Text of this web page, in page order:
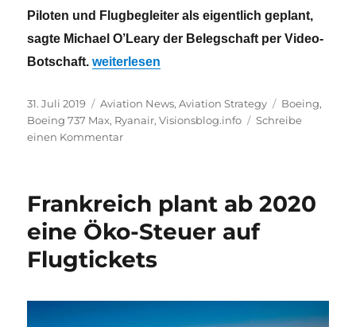
Piloten und Flugbegleiter als eigentlich geplant,
sagte Michael O’Leary der Belegschaft per Video-
Botschaft.„Bei Ryanair wackeln hunderte von Stellen“
weiterlesen
Veröffentlicht
am
31. Juli 2019 Kategorien
Aviation News,Aviation Strategy Schlagwörter
Boeing,
Boeing 737 Max, Ryanair,Visionsblog.info
Schreibe
einen Kommentarzu
hunderte
Stellen
Frankreich plant ab 2020
eine Öko-Steuer auf
Flugtickets